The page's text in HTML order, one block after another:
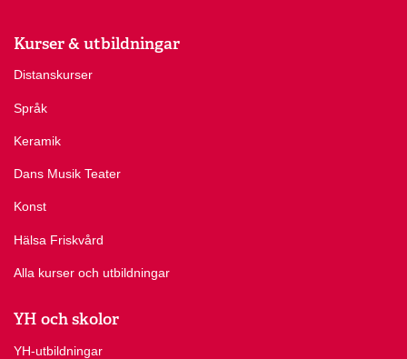
Kurser & utbildningar
Distanskurser
Språk
Keramik
Dans Musik Teater
Konst
Hälsa Friskvård
Alla kurser och utbildningar
YH och skolor
YH-utbildningar